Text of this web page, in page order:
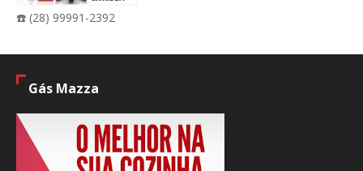
☎️ (28) 99991-2392
Gás Mazza